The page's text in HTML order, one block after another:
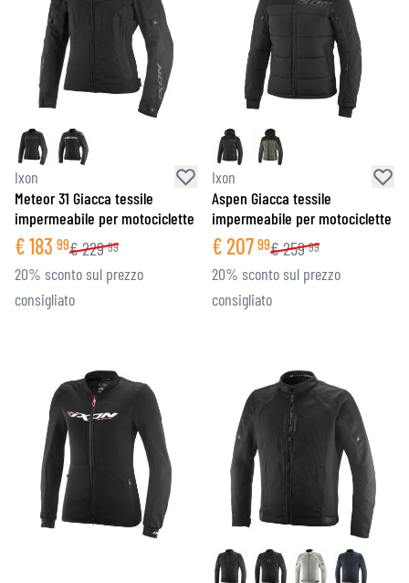
Ixon
Meteor 31 Giacca tessile
impermeabile per motociclette
€183 99€229 99
20% sconto sul prezzo
consigliato
Ixon
Aspen Giacca tessile
impermeabile per motociclette
€207 99€259 99
20% sconto sul prezzo
consigliato